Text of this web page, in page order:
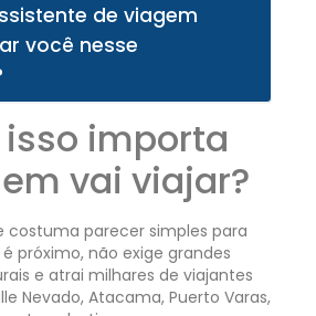
de viagem
você nesse
isso importa
vai viajar?
costuma parecer simples para
próximo, não exige grandes
e atrai milhares de viajantes
Nevado, Atacama, Puerto Varas,